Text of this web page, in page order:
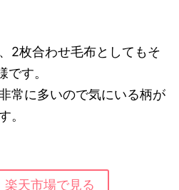
2枚合わせ毛布としてもそ
す。
常に多いので気にいる柄が
。
楽天市場で見る